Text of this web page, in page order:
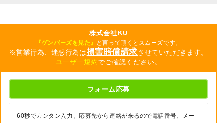
株式会社KU
『ゲンバーズを見た』 と言って頂くとスムーズです。
※営業行為、迷惑行為は損害賠償請求させていただきます。
ユーザー規約でご確認ください。
フォーム応募
60秒でカンタン入力。応募先から連絡が来るので電話番号、メー